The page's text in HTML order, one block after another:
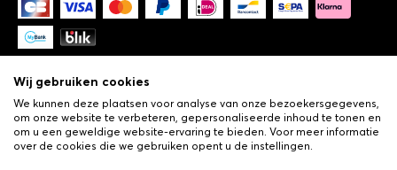
Wij gebruiken cookies
We kunnen deze plaatsen voor analyse van onze bezoekersgegevens,
om onze website te verbeteren, gepersonaliseerde inhoud te tonen en
om u een geweldige website-ervaring te bieden. Voor meer informatie
over de cookies die we gebruiken opent u de instellingen.